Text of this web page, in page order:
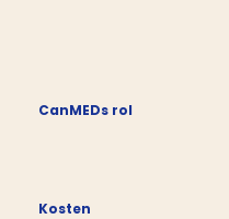
CanMEDs rol
Kosten